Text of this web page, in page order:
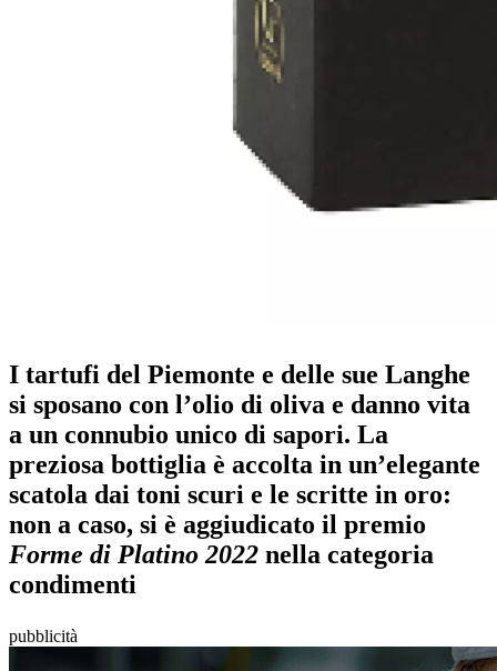
I tartufi del Piemonte e delle sue Langhe
si sposano con l’olio di oliva e danno vita
a un connubio unico di sapori. La
preziosa bottiglia è accolta in un’elegante
scatola dai toni scuri e le scritte in oro:
non a caso, si è aggiudicato il premio
Forme di Platino 2022 nella categoria
condimenti
pubblicità